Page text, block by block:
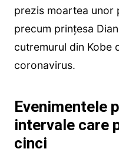
prezis moartea unor
precum prințesa
cutremurul din Kobe
coronavirus.
Evenimentele
intervale care
cinci